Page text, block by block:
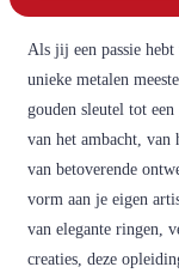
Als jij een passie
unieke metalen
gouden sleutel tot
van het ambacht, van
van betoverende
vorm aan je eigen
van elegante ringen,
creaties, deze